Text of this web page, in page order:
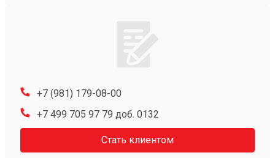
+7 (981) 179-08-00
+7 499 705 97 79 доб. 0132
Стать клиентом